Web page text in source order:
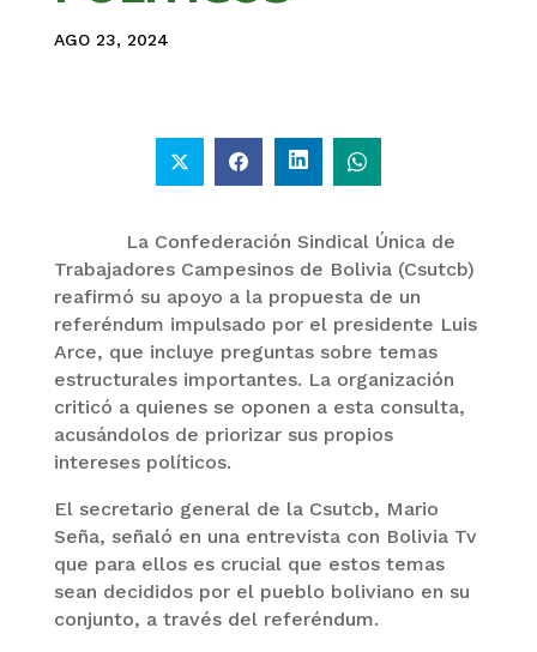
AGO 23, 2024
La Confederación Sindical Única de
Trabajadores Campesinos de Bolivia (Csutcb)
reafirmó su apoyo a la propuesta de un
referéndum impulsado por el presidente Luis
Arce, que incluye preguntas sobre temas
estructurales importantes. La organización
criticó a quienes se oponen a esta consulta,
acusándolos de priorizar sus propios
intereses políticos.
El secretario general de la Csutcb, Mario
Seña, señaló en una entrevista con Bolivia Tv
que para ellos es crucial que estos temas
sean decididos por el pueblo boliviano en su
conjunto, a través del referéndum.